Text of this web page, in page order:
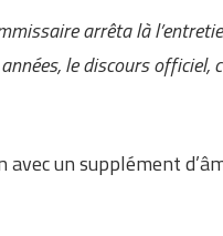
arrêta là
le discours officiel,
un supplément